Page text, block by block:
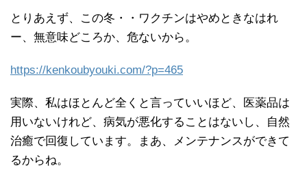
とりあえず、この冬・・ワクチンはやめときなはれ
ー、無意味どころか、危ないから。
https://kenkoubyouki.com/?p=465
実際、私はほとんど全くと言っていいほど、医薬品は
用いないけれど、病気が悪化することはないし、自然
治癒で回復しています。まあ、メンテナンスができて
るからね。